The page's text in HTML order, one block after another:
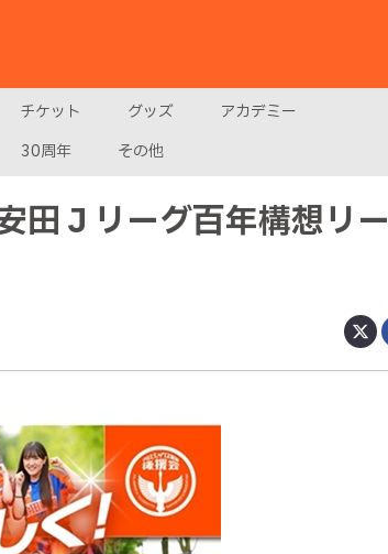
チケット グッズ
アカデミー
30周年 その他
田Ｊリーグ百年構想リー